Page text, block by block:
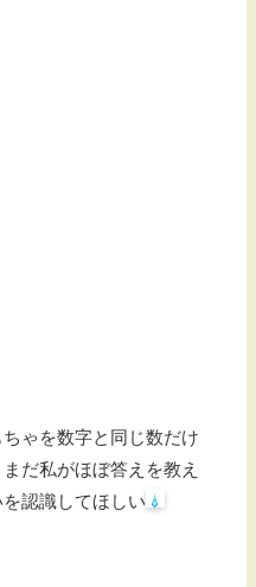
ゃを数字と同じ数だけ
だ私がほぼ答えを教え
認識してほしい